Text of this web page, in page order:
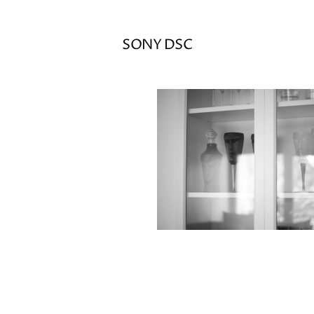
SONY DSC